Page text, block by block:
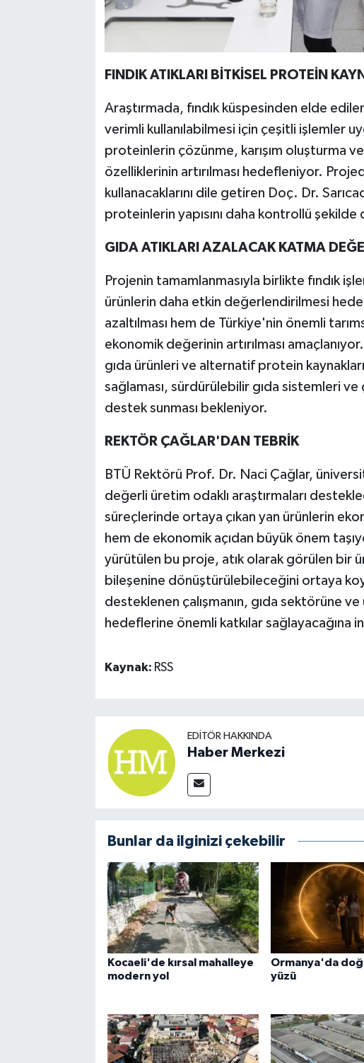
FINDIK ATIKLARI BİTKİSEL PROTEİN
Araştırmada, fındık küspesinden elde
verimli kullanılabilmesi için çeşitli işlemler
proteinlerin çözünme, karışım oluşturma
özelliklerinin artırılması hedefleniyor.
kullanacaklarını dile getiren Doç. Dr.
proteinlerin yapısını daha kontrollü
GIDA ATIKLARI AZALACAK KATMA
Projenin tamamlanmasıyla birlikte fındık
ürünlerin daha etkin değerlendirilmesi
azaltılması hem de Türkiye'nin önemli
ekonomik değerinin artırılması
gıda ürünleri ve alternatif protein
sağlaması, sürdürülebilir gıda sistemleri
destek sunması bekleniyor.
REKTÖR ÇAĞLAR'DAN TEBRİK
BTÜ Rektörü Prof. Dr. Naci Çağlar,
değerli üretim odaklı araştırmaları
süreçlerinde ortaya çıkan yan ürünlerin
hem de ekonomik açıdan büyük önem
yürütülen bu proje, atık olarak görülen bir
bileşenine dönüştürülebileceğini ortaya
desteklenen çalışmanın, gıda sektörüne
hedeflerine önemli katkılar sağlayacağına
Kaynak: RSS
EDITÖR HAKKINDA
Haber Merkezi
Bunlar da ilginizi çekebilir
Kocaeli'de kırsal mahalleye
modern yol
Ormanya'da
yüzü